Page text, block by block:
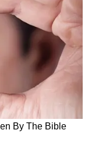
संभव है, लेकिन
फेर सकती है।
जरूरी है ताकि